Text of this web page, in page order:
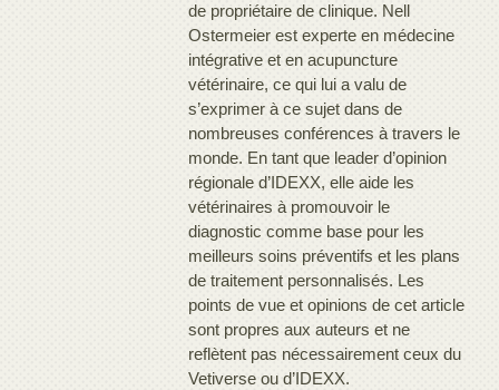
de propriétaire de clinique. Nell
Ostermeier est experte en médecine
intégrative et en acupuncture
vétérinaire, ce qui lui a valu de
s’exprimer à ce sujet dans de
nombreuses conférences à travers le
monde. En tant que leader d’opinion
régionale d’IDEXX, elle aide les
vétérinaires à promouvoir le
diagnostic comme base pour les
meilleurs soins préventifs et les plans
de traitement personnalisés. Les
points de vue et opinions de cet article
sont propres aux auteurs et ne
reflètent pas nécessairement ceux du
Vetiverse ou d’IDEXX.